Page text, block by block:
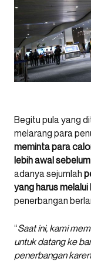
Begitu pula yang
melarang para
meminta para
lebih awal
adanya sejumlah
yang harus
penerbangan
“Saat ini, kami
untuk datang ke
penerbangan